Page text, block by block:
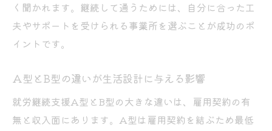
体調管理と相談体制が整ったB型の強み
一般就労を目指せるB型の支援ステップとは
実態
く聞かれます。継続して通うためには、自分に合った工
夫やサポートを受けられる事業所を選ぶことが成功のポ
イントです。
A型とB型の違いが生活設計に与える影響
就労継続支援A型とB型の大きな違いは、雇用契約の有
無と収入面にあります。A型は雇用契約を結ぶため最低